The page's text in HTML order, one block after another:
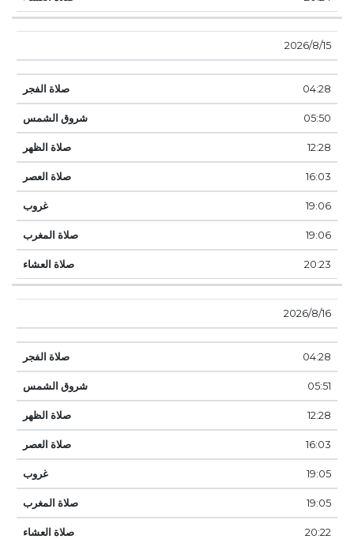
15‏‏/8‏‏/2026
04:28
05:50
12:28
16:03
19:06
19:06
20:23
16‏‏/8‏‏/2026
04:28
05:51
12:28
16:03
19:05
19:05
20:22